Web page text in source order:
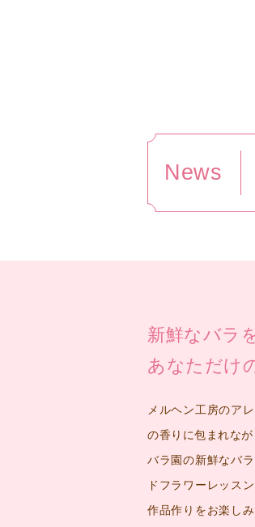
News
新鮮なバラを
あなただけ
メルヘン工房のア
の香りに包まれな
バラ園の新鮮なバ
ドフラワーレッス
作品作りをお楽し